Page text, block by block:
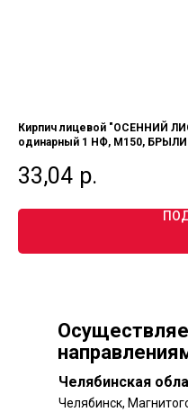
Кирпич лицевой "ОСЕННИЙ
одинарный 1 НФ, М150,
33,04 р.
Челябинская
Челябинск,